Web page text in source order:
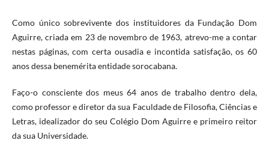
Como único sobrevivente dos instituidores da Fundação Dom
Aguirre, criada em 23 de novembro de 1963, atrevo-me a contar
nestas páginas, com certa ousadia e incontida satisfação, os 60
anos dessa benemérita entidade sorocabana.
Faço-o consciente dos meus 64 anos de trabalho dentro dela,
como professor e diretor da sua Faculdade de Filosofia, Ciências e
Letras, idealizador do seu Colégio Dom Aguirre e primeiro reitor
da sua Universidade.